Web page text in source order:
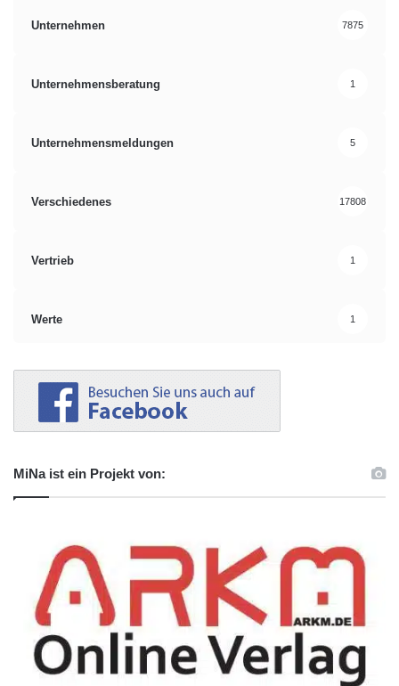
Unternehmen 7875
Unternehmensberatung 1
Unternehmensmeldungen 5
Verschiedenes 17808
Vertrieb 1
Werte 1
MiNa ist ein Projekt von: